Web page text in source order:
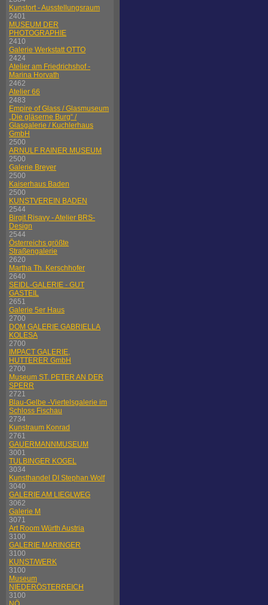
Kunstort - Ausstellungsraum
2401
MUSEUM DER
PHOTOGRAPHIE
2410
Galerie Werkstatt OTTO
2424
Atelier am Friedrichshof -
Marina Horvath
2462
Atelier 66
2483
Empire of Glass / Glasmuseum
„Die gläserne Burg“ /
Glasgalerie / Kuchlerhaus
GmbH
2500
ARNULF RAINER MUSEUM
2500
Galerie Breyer
2500
Kaiserhaus Baden
2500
KUNSTVEREIN BADEN
2544
Birgit Risavy - Atelier BRS-
Design
2544
Österreichs größte
Straßengalerie
2620
Martha Th. Kerschhofer
2640
SEIDL-GALERIE - GUT
GASTEIL
2651
Galerie 5er Haus
2700
DOM GALERIE GABRIELLA
KOLESA
2700
IMPACT GALERIE,
HUTTERER GmbH
2700
Museum ST. PETER AN DER
SPERR
2721
Blau-Gelbe -Viertelsgalerie im
Schloss Fischau
2734
Kunstraum Konrad
2761
GAUERMANNMUSEUM
3001
TULBINGER KOGEL
3034
Kunsthandel DI Stephan Wolf
3040
GALERIE AM LIEGLWEG
3062
Galerie M
3071
Art Room Würth Austria
3100
GALERIE MARINGER
3100
KUNST/WERK
3100
Museum
NIEDERÖSTERREICH
3100